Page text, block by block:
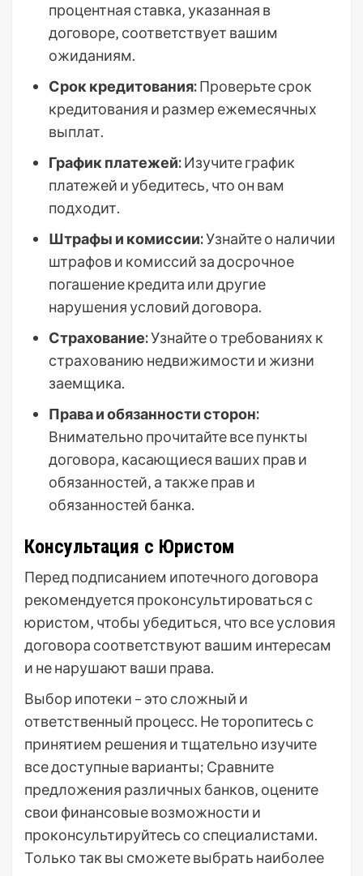
процентная ставка‚ указанная в
договоре‚ соответствует вашим
ожиданиям.
Срок кредитования:Проверьте срок
кредитования и размер ежемесячных
выплат.
График платежей:Изучите график
платежей и убедитесь‚ что он вам
подходит.
Штрафы и комиссии:Узнайте о наличии
штрафов и комиссий за досрочное
погашение кредита или другие
нарушения условий договора.
Страхование:Узнайте о требованиях к
страхованию недвижимости и жизни
заемщика.
Права и обязанности сторон:
Внимательно прочитайте все пункты
договора‚ касающиеся ваших прав и
обязанностей‚ а также прав и
обязанностей банка.
Консультация с Юристом
Перед подписанием ипотечного договора
рекомендуется проконсультироваться с
юристом‚ чтобы убедиться‚ что все условия
договора соответствуют вашим интересам
и не нарушают ваши права.
Выбор ипотеки – это сложный и
ответственный процесс. Не торопитесь с
принятием решения и тщательно изучите
все доступные варианты; Сравните
предложения различных банков‚ оцените
свои финансовые возможности и
проконсультируйтесь со специалистами.
Только так вы сможете выбрать наиболее